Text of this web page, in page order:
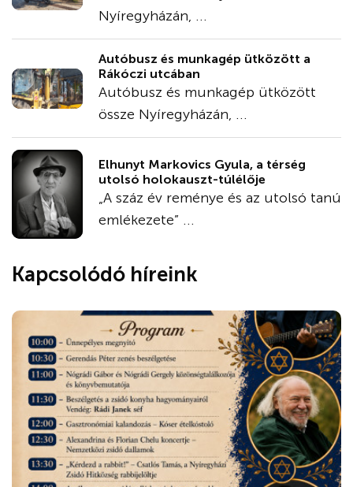
Nyíregyházán, ...
Autóbusz és munkagép ütközött a
Rákóczi utcában
Autóbusz és munkagép ütközött
össze Nyíregyházán, ...
Elhunyt Markovics Gyula, a térség
utolsó holokauszt-túlélője
„A száz év reménye és az utolsó tanú
emlékezete” ...
Kapcsolódó híreink